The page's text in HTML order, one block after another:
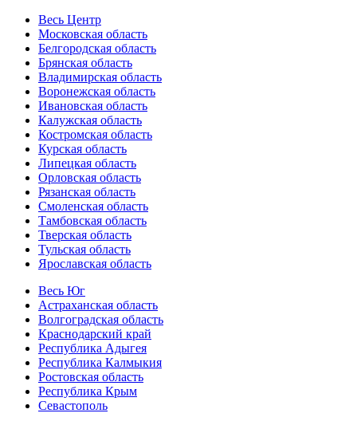
Весь Центр
Московская область
Белгородская область
Брянская область
Владимирская область
Воронежская область
Ивановская область
Калужская область
Костромская область
Курская область
Липецкая область
Орловская область
Рязанская область
Смоленская область
Тамбовская область
Тверская область
Тульская область
Ярославская область
Весь Юг
Астраханская область
Волгоградская область
Краснодарский край
Республика Адыгея
Республика Калмыкия
Ростовская область
Республика Крым
Севастополь